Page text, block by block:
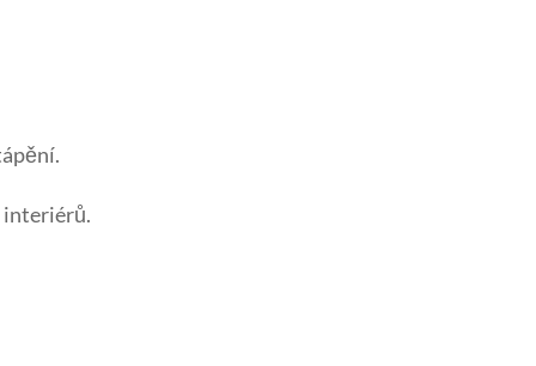
interiérů.